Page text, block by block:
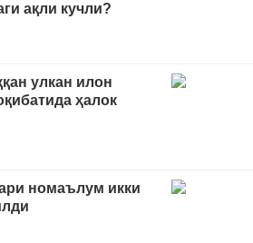
ақли кучли?
улкан илон
ҳалок
номаълум икки